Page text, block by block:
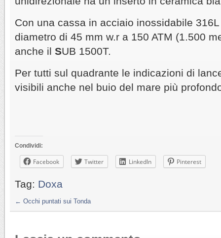
Con una cassa in acciaio inossidabile 316L
diametro di 45 mm w.r a 150 ATM (1.500
anche il SUB 1500T.
Per tutti sul quadrante le indicazioni di
visibili anche nel buio del mare più
Condividi:
Facebook Twitter LinkedIn Pinterest
Tag: Doxa
← Occhi puntati sui Tonda